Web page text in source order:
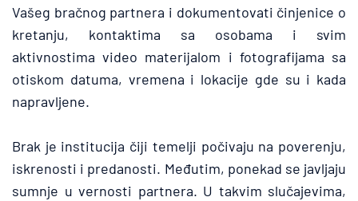
Vašeg bračnog partnera i dokumentovati činjenice o
kretanju, kontaktima sa osobama i svim
aktivnostima video materijalom i fotografijama sa
otiskom datuma, vremena i lokacije gde su i kada
napravljene.
Brak je institucija čiji temelji počivaju na poverenju,
iskrenosti i predanosti. Međutim, ponekad se javljaju
sumnje u vernosti partnera. U takvim slučajevima,